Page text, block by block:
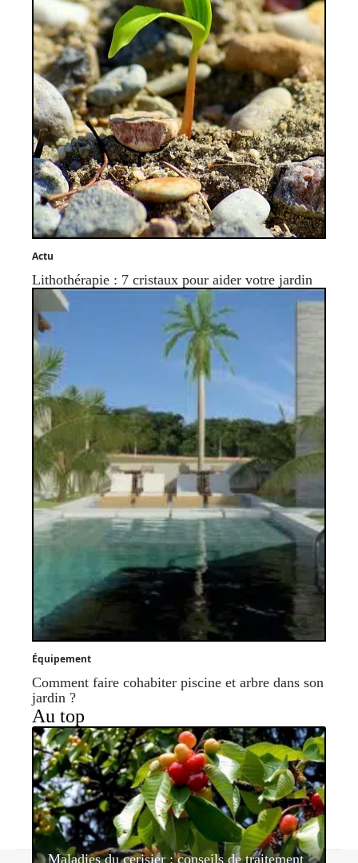
Actu
Lithothérapie : 7 cristaux pour aider votre jardin
Équipement
Comment faire cohabiter piscine et arbre dans son
jardin ?
Au top
Maladies du cerisier : conseils de traitement